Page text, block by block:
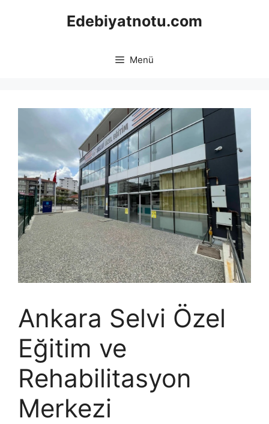
Edebiyatnotu.com
Menü
Ankara Selvi Özel
Eğitim ve
Rehabilitasyon
Merkezi